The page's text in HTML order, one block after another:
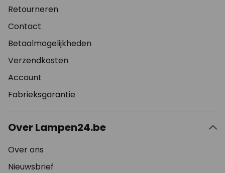
Retourneren
Contact
Betaalmogelijkheden
Verzendkosten
Account
Fabrieksgarantie
Over Lampen24.be
Over ons
Nieuwsbrief